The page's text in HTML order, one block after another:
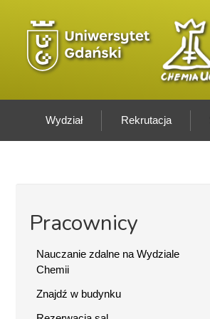
Wydział Rekrutacja
Pracownicy
Nauczanie zdalne na Wydziale
Chemii
Znajdź w budynku